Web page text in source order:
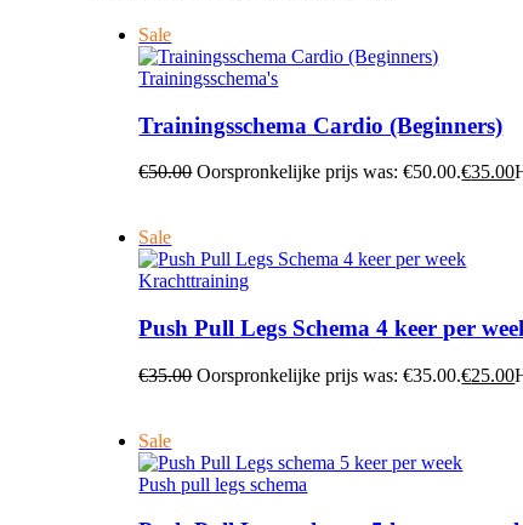
Sale
Trainingsschema's
Trainingsschema Cardio (Beginners)
€50.00 Oorspronkelijke prijs was: €50.00.€35.00
Sale
Krachttraining
Push Pull Legs Schema 4 keer per
€35.00 Oorspronkelijke prijs was: €35.00.€25.00
Sale
Push pull legs schema